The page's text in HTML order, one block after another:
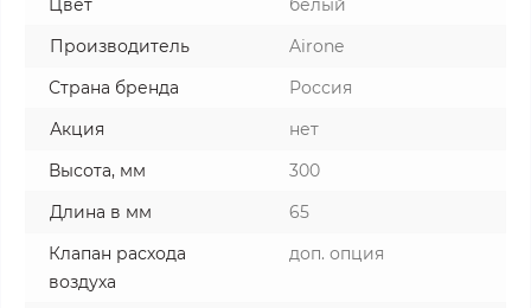
Производитель
Airone
Страна бренда
Россия
Акция
нет
Высота, мм
300
Длина в мм
65
Клапан расхода
воздуха
доп. опция